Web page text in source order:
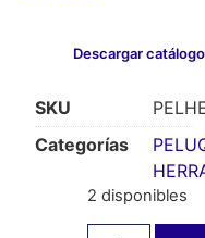
Descargar catálogo
SKU
Categorías
2 disponibles